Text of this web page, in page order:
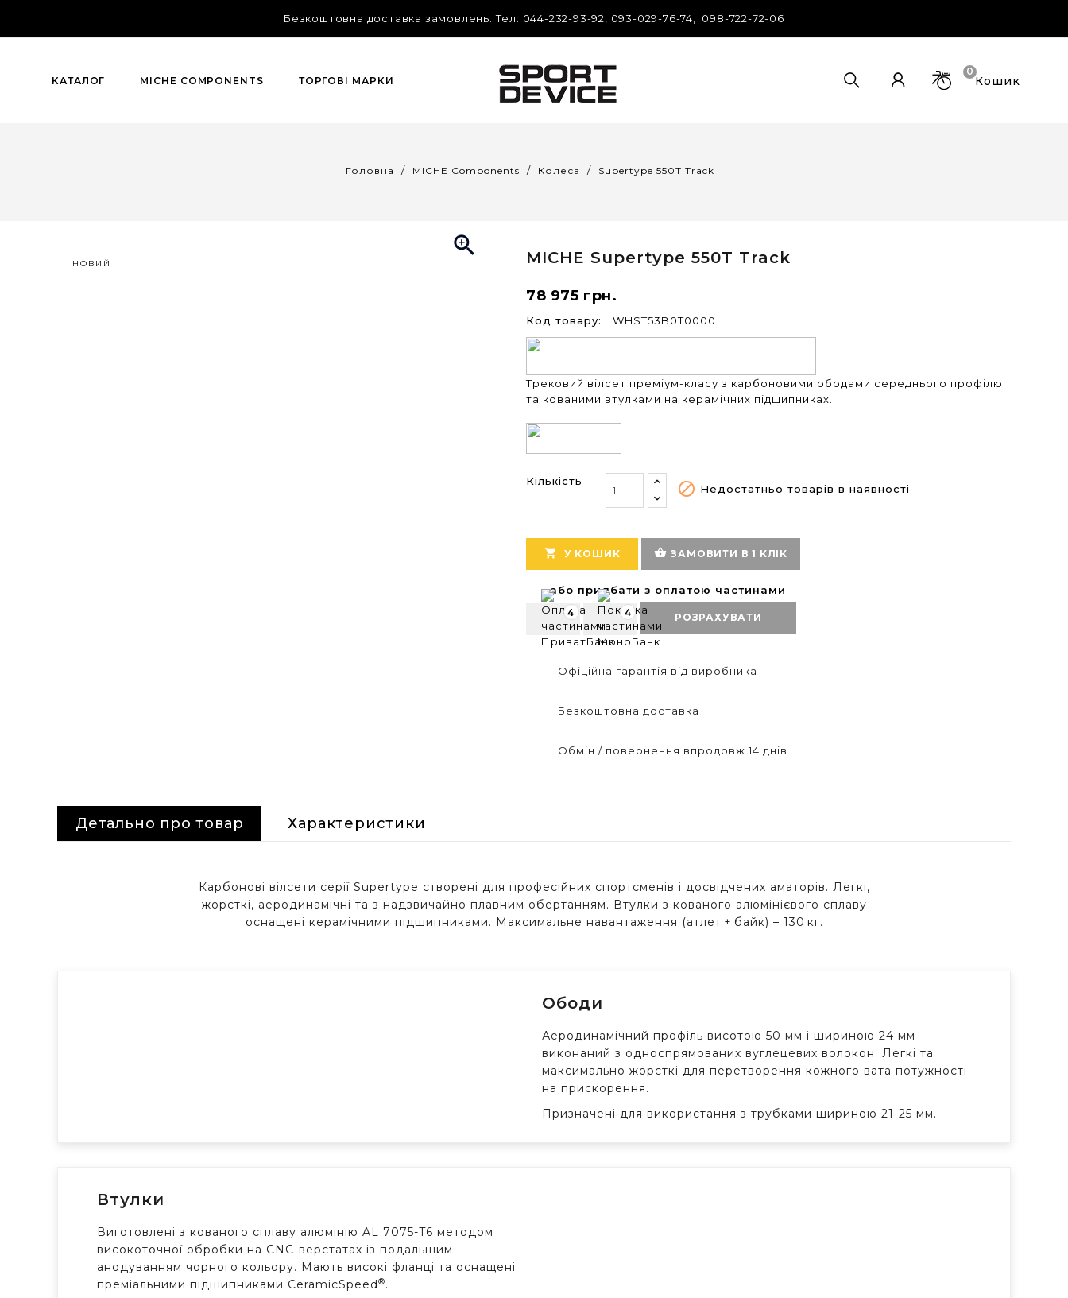
Безкоштовна доставка замовлень. Tел: 044-232-93-92, 093-029-76-74, 098-722-72-06
КАТАЛОГ MICHE COMPONENTS ТОРГОВІ МАРКИ Кошик
0
Головна MICHE Components Колеса Supertype 550T Track
НОВИЙ
 MICHE Supertype 550T Track
78 975 грн.
Код товару: WHST53B0T0000
Трековий вілсет преміум-класу з карбоновими ободами середнього профілю
та кованими втулками на керамічних підшипниках.
Кількість  Недостатньо товарів в наявності
 У КОШИК shopping_basket ЗАМОВИТИ В 1 КЛІК
або придбати з оплатою частинами
4 4 РОЗРАХУВАТИ
Офіційна гарантія від виробника
Безкоштовна доставка
Обмін / повернення впродовж 14 днів
Детально про товар Характеристики
Карбонові вілсети серії Supertype створені для професійних спортсменів і досвідчених аматорів. Легкі,
жорсткі, аеродинамічні та з надзвичайно плавним обертанням. Втулки з кованого алюмінієвого сплаву
оснащені керамічними підшипниками. Максимальне навантаження (атлет + байк) – 130 кг.
Ободи
Аеродинамічний профіль висотою 50 мм і шириною 24 мм
виконаний з односпрямованих вуглецевих волокон. Легкі та
максимально жорсткі для перетворення кожного вата потужності
на прискорення.
Призначені для використання з трубками шириною 21-25 мм.
Втулки
Виготовлені з кованого сплаву алюмінію AL 7075-T6 методом
високоточної обробки на CNC-верстатах із подальшим
анодуванням чорного кольору. Мають високі фланці та оснащені
преміальними підшипниками CeramicSpeed®.